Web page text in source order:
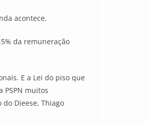
acontece.
da remuneração
E a Lei do piso que
muitos
Dieese, Thiago